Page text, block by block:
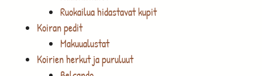
Ruokailua hidastavat kupit
Koiran pedit
Makuualustat
Koirien herkut ja puruluut